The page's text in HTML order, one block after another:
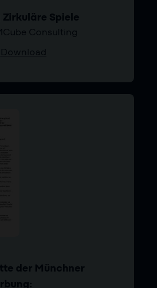
Spiele
Consulting
Download
der Münchner